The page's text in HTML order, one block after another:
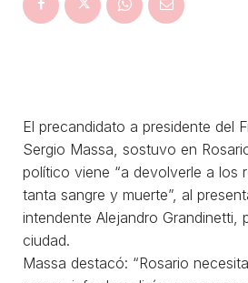
El precandidato a presidente del
Sergio Massa, sostuvo en
político viene “a devolverle a los
tanta sangre y muerte”, al
intendente Alejandro Grandinetti,
ciudad.
Massa destacó: “Rosario